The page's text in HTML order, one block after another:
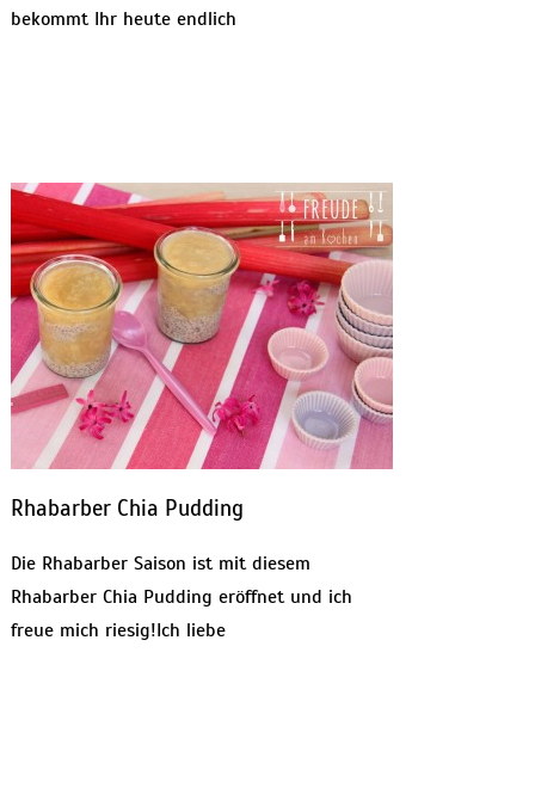
bekommt Ihr heute endlich
Rhabarber Chia Pudding
Die Rhabarber Saison ist mit diesem
Rhabarber Chia Pudding eröffnet und ich
freue mich riesig!Ich liebe